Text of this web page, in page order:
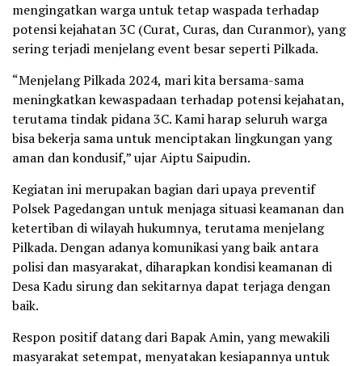
mengingatkan warga untuk tetap waspada terhadap
potensi kejahatan 3C (Curat, Curas, dan Curanmor), yang
sering terjadi menjelang event besar seperti Pilkada.
“Menjelang Pilkada 2024, mari kita bersama-sama
meningkatkan kewaspadaan terhadap potensi kejahatan,
terutama tindak pidana 3C. Kami harap seluruh warga
bisa bekerja sama untuk menciptakan lingkungan yang
aman dan kondusif,” ujar Aiptu Saipudin.
Kegiatan ini merupakan bagian dari upaya preventif
Polsek Pagedangan untuk menjaga situasi keamanan dan
ketertiban di wilayah hukumnya, terutama menjelang
Pilkada. Dengan adanya komunikasi yang baik antara
polisi dan masyarakat, diharapkan kondisi keamanan di
Desa Kadu sirung dan sekitarnya dapat terjaga dengan
baik.
Respon positif datang dari Bapak Amin, yang mewakili
masyarakat setempat, menyatakan kesiapannya untuk